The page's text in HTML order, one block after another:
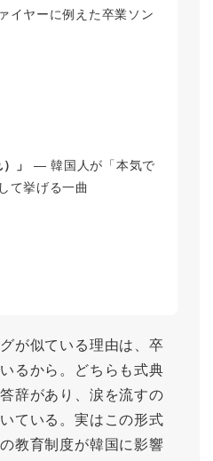
イヤーに例えた卒業ソン
」
― 韓国人が「本気で
て挙げる一曲
が似ている理由は、卒
るから。どちらも式典
辞があり、涙を流すの
ている。実はこの形式
教育制度が韓国に影響